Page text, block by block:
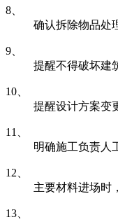
8、
确认拆除物品处
9、
提醒不得破坏建
10、
提醒设计方案变
11、
明确施工负责人
12、
主要材料进场时
13、